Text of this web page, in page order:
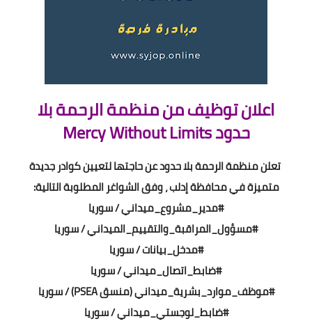
اعلان توظيف من منظمة الرحمة بلا
حدودMercy Without Limits
تعلن منظمة الرحمة بلا حدود عن حاجتها لتعيين كوادر جديدة
متميزة في محافظة إدلب ، وفق الشواغر المطلوبة التالية:
#مدير_مشروع_ميداني / سوريا
#مسؤول_المراقبة_والتقييم_الميداني / سوريا
#مدخل_بيانات / سوريا
#ضابط_اتصال_ميداني / سوريا
#موظف_موارد_بشرية_ميداني (منسق PSEA) / سوريا
#ضابط_لوجستي_ميداني / سوريا